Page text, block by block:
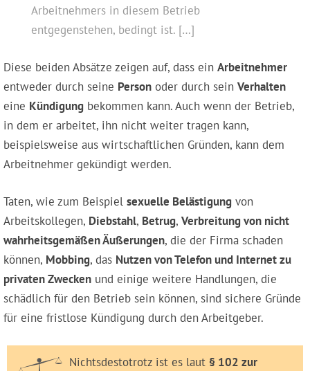
Arbeitnehmers in diesem Betrieb
entgegenstehen, bedingt ist. […]
Diese beiden Absätze zeigen auf, dass ein Arbeitnehmer
entweder durch seine Person oder durch sein Verhalten
eine Kündigung bekommen kann. Auch wenn der Betrieb,
in dem er arbeitet, ihn nicht weiter tragen kann,
beispielsweise aus wirtschaftlichen Gründen, kann dem
Arbeitnehmer gekündigt werden.
Taten, wie zum Beispiel sexuelle Belästigung von
Arbeitskollegen, Diebstahl, Betrug, Verbreitung von nicht
wahrheitsgemäßen Äußerungen, die der Firma schaden
können, Mobbing, das Nutzen von Telefon und Internet zu
privaten Zwecken und einige weitere Handlungen, die
schädlich für den Betrieb sein können, sind sichere Gründe
für eine fristlose Kündigung durch den Arbeitgeber.
Nichtsdestotrotz ist es laut § 102 zur